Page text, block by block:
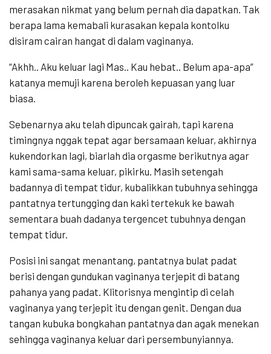
merasakan nikmat yang belum pernah dia dapatkan. Tak
berapa lama kemabali kurasakan kepala kontolku
disiram cairan hangat di dalam vaginanya.
“Akhh.. Aku keluar lagi Mas.. Kau hebat.. Belum apa-apa”
katanya memuji karena beroleh kepuasan yang luar
biasa.
Sebenarnya aku telah dipuncak gairah, tapi karena
timingnya nggak tepat agar bersamaan keluar, akhirnya
kukendorkan lagi, biarlah dia orgasme berikutnya agar
kami sama-sama keluar, pikirku. Masih setengah
badannya di tempat tidur, kubalikkan tubuhnya sehingga
pantatnya tertungging dan kaki tertekuk ke bawah
sementara buah dadanya tergencet tubuhnya dengan
tempat tidur.
Posisi ini sangat menantang, pantatnya bulat padat
berisi dengan gundukan vaginanya terjepit di batang
pahanya yang padat. Klitorisnya mengintip di celah
vaginanya yang terjepit itu dengan genit. Dengan dua
tangan kubuka bongkahan pantatnya dan agak menekan
sehingga vaginanya keluar dari persembunyiannya.